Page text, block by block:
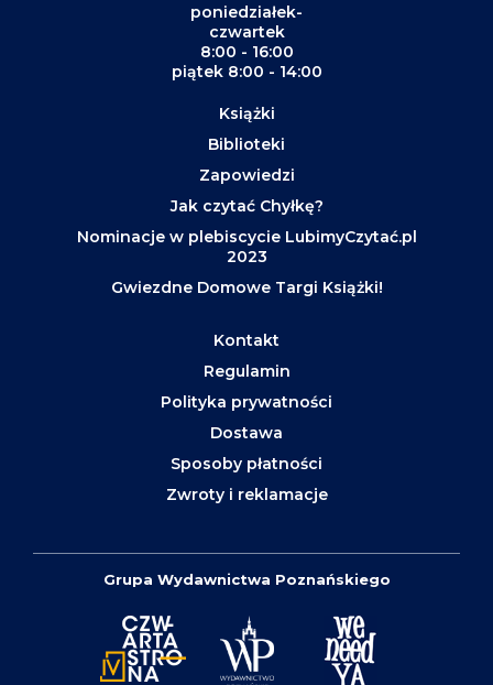
poniedziałek-
czwartek
8:00 - 16:00
piątek 8:00 - 14:00
Książki
Biblioteki
Zapowiedzi
Jak czytać Chyłkę?
Nominacje w plebiscycie LubimyCzytać.pl
2023
Gwiezdne Domowe Targi Książki!
Kontakt
Regulamin
Polityka prywatności
Dostawa
Sposoby płatności
Zwroty i reklamacje
Grupa Wydawnictwa Poznańskiego